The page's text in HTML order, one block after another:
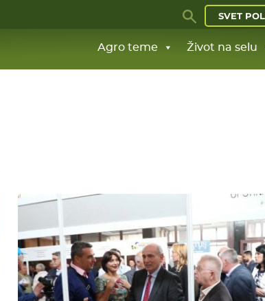
SVET
Agro teme Život na selu